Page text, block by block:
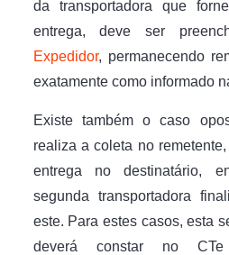
da transportadora que
entrega, deve ser
Expedidor, permanecendo
exatamente como informado
Existe também o caso
realiza a coleta no
entrega no destinatário,
segunda transportadora
este. Para estes casos, esta
deverá constar no CTe